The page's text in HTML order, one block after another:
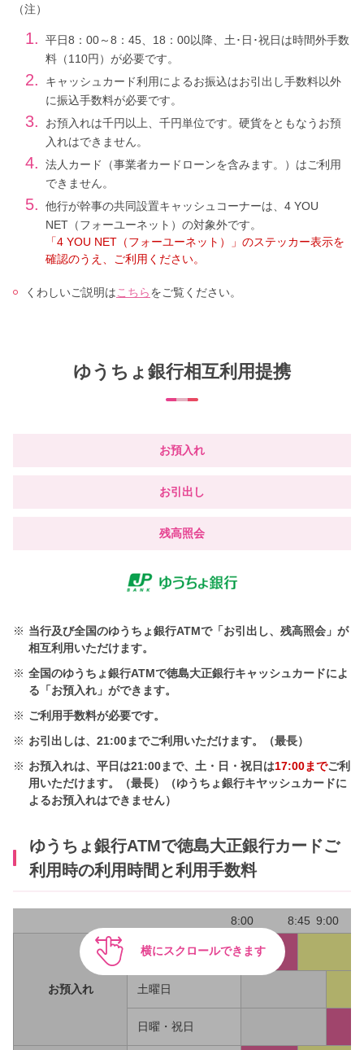
（注）
1.
平日8：00～8：45、18：00以降、土･日･祝日は時間外手数
料（110円）が必要です。
2.
キャッシュカード利用によるお振込はお引出し手数料以外
に振込手数料が必要です。
3.
お預入れは千円以上、千円単位です。硬貨をともなうお預
入れはできません。
4.
法人カード（事業者カードローンを含みます。）はご利用
できません。
5.
他行が幹事の共同設置キャッシュコーナーは、4 YOU
NET（フォーユーネット）の対象外です。
「4 YOU NET（フォーユーネット）」のステッカー表示を
確認のうえ、ご利用ください。
くわしいご説明はこちらをご覧ください。
ゆうちょ銀行相互利用提携
お預入れ
お引出し
残高照会
※ 当行及び全国のゆうちょ銀行ATMで「お引出し、残高照会」が
相互利用いただけます。
※ 全国のゆうちょ銀行ATMで徳島大正銀行キャッシュカードによ
る「お預入れ」ができます。
※ ご利用手数料が必要です。
※ お引出しは、21:00までご利用いただけます。（最長）
※ お預入れは、平日は21:00まで、土・日・祝日は17:00までご利
用いただけます。（最長）（ゆうちょ銀行キヤッシュカードに
よるお預入れはできません）
ゆうちょ銀行ATMで徳島大正銀行カードご
利用時の利用時間と利用手数料
8:00 8:45 9:00
お預入れ
平日 220円
土曜日
日曜・祝日
横にスクロールできます